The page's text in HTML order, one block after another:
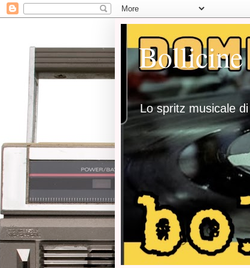
Bollicine
Lo spritz musicale